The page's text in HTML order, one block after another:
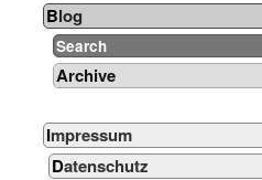
Blog
Search
Archive
Impressum
Datenschutz